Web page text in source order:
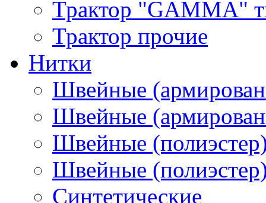
Трактор "GAMMA"
Трактор прочие
Нитки
Швейные
Швейные
Швейные
Швейные
Синтетические